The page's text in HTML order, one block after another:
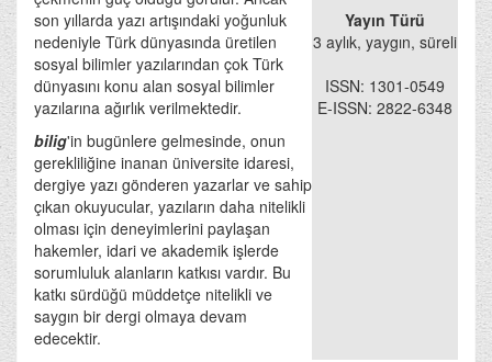
son yıllarda yazı artışındaki yoğunluk
nedeniyle Türk dünyasında üretilen
sosyal bilimler yazılarından çok Türk
dünyasını konu alan sosyal bilimler
yazılarına ağırlık verilmektedir.
bilig'in bugünlere gelmesinde, onun
gerekliliğine inanan üniversite idaresi,
dergiye yazı gönderen yazarlar ve sahip
çıkan okuyucular, yazıların daha nitelikli
olması için deneyimlerini paylaşan
hakemler, idari ve akademik işlerde
sorumluluk alanların katkısı vardır. Bu
katkı sürdüğü müddetçe nitelikli ve
saygın bir dergi olmaya devam
edecektir.
Yayın Türü
3 aylık, yaygın, süreli
ISSN: 1301-0549
E-ISSN: 2822-6348